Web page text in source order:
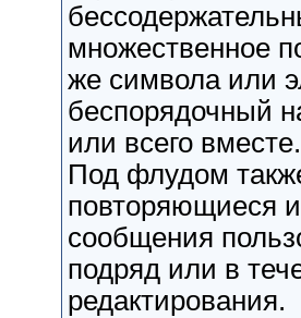
множественное
же символа или
беспорядочный
или всего вместе.
Под флудом
повторяющиеся
сообщения
подряд или в
редактирования.